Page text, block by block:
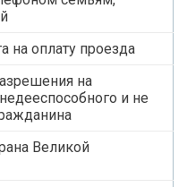
на оплату проезда
на
и не
Великой